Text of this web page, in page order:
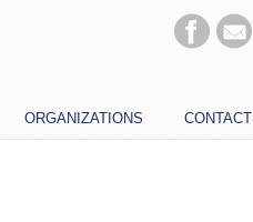
ORGANIZATIONS CONTACT